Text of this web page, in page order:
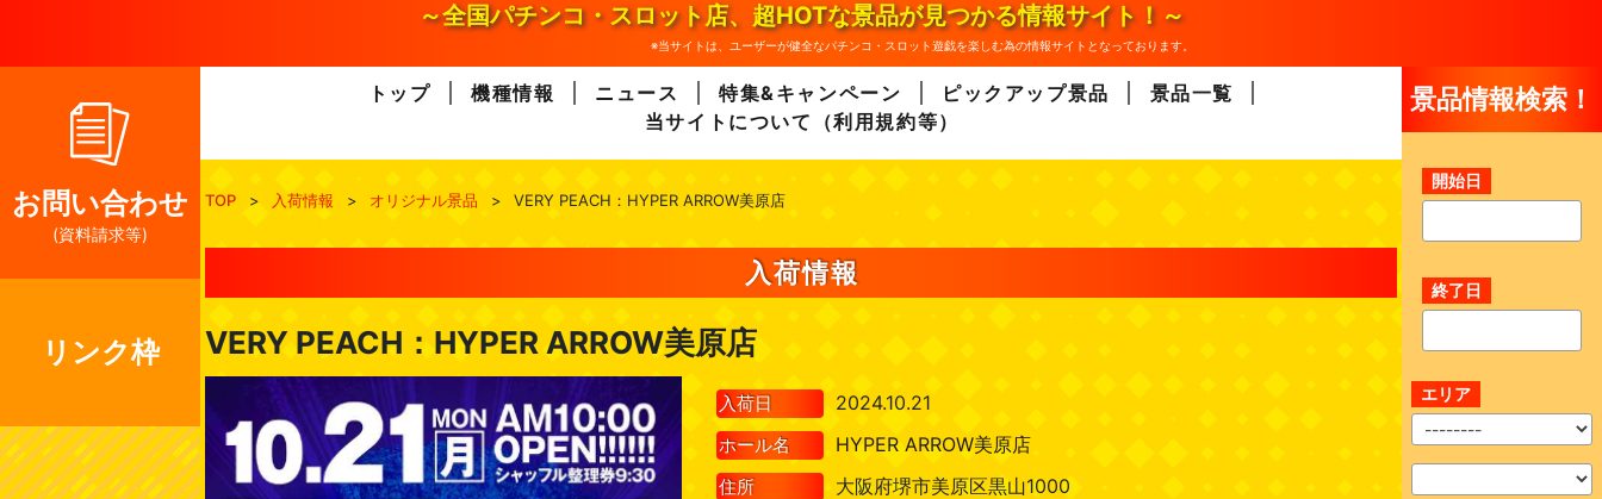
～全国パチンコ・スロット店、超HOTな景品が見つかる情報サイト！～
※当サイトは、ユーザーが健全なパチンコ・スロット遊戯を楽しむ為の情報サイトとなっております。
お問い合わせ
(資料請求等)
リンク枠
トップ 機種情報 ニュース 特集&キャンペーン ピックアップ景品
景品一覧
当サイトについて（利用規約等）
TOP > 入荷情報 > オリジナル景品 > VERY PEACH：HYPER ARROW美原店
入荷情報
VERY PEACH：HYPER ARROW美原店
入荷日 2024.10.21
ホール名 HYPER ARROW美原店
住所 大阪府堺市美原区黒山1000
景品情報検索！
開始日
終了日
エリア